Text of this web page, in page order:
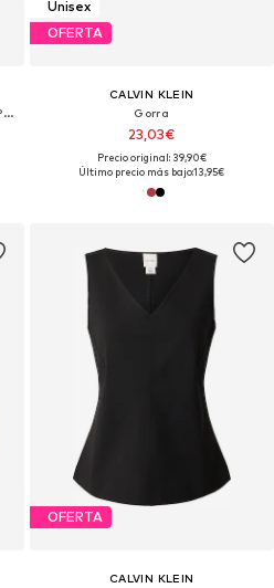
Bolso de hombro 'Monogram Logo Plaque Shoulder'
Unisex
OFERTA
CALVIN KLEIN
Gorra
23,03€
Precio original: 39,90€
Último precio más bajo:13,95€
OFERTA
CALVIN KLEIN